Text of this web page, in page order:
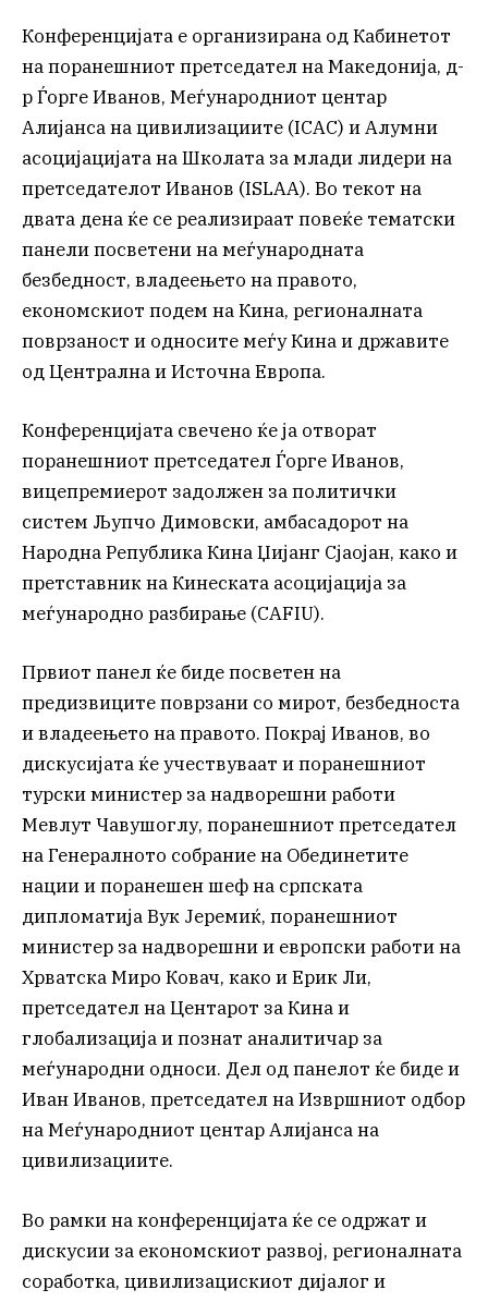
Конференцијата е организирана од Кабинетот
на поранешниот претседател на Македонија, д-
р Ѓорге Иванов, Меѓународниот центар
Алијанса на цивилизациите (ICAC) и Алумни
асоцијацијата на Школата за млади лидери на
претседателот Иванов (ISLAA). Во текот на
двата дена ќе се реализираат повеќе тематски
панели посветени на меѓународната
безбедност, владеењето на правото,
економскиот подем на Кина, регионалната
поврзаност и односите меѓу Кина и државите
од Централна и Источна Европа.
Конференцијата свечено ќе ја отворат
поранешниот претседател Ѓорге Иванов,
вицепремиерот задолжен за политички
систем Љупчо Димовски, амбасадорот на
Народна Република Кина Џијанг Сјаојан, како и
претставник на Кинеската асоцијација за
меѓународно разбирање (CAFIU).
Првиот панел ќе биде посветен на
предизвиците поврзани со мирот, безбедноста
и владеењето на правото. Покрај Иванов, во
дискусијата ќе учествуваат и поранешниот
турски министер за надворешни работи
Мевлут Чавушоглу, поранешниот претседател
на Генералното собрание на Обединетите
нации и поранешен шеф на српската
дипломатија Вук Јеремиќ, поранешниот
министер за надворешни и европски работи на
Хрватска Миро Ковач, како и Ерик Ли,
претседател на Центарот за Кина и
глобализација и познат аналитичар за
меѓународни односи. Дел од панелот ќе биде и
Иван Иванов, претседател на Извршниот одбор
на Меѓународниот центар Алијанса на
цивилизациите.
Во рамки на конференцијата ќе се одржат и
дискусии за економскиот развој, регионалната
соработка, цивилизацискиот дијалог и